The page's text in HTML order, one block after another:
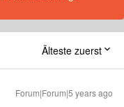
Älteste zuerst
Forum|Forum|5 years ago